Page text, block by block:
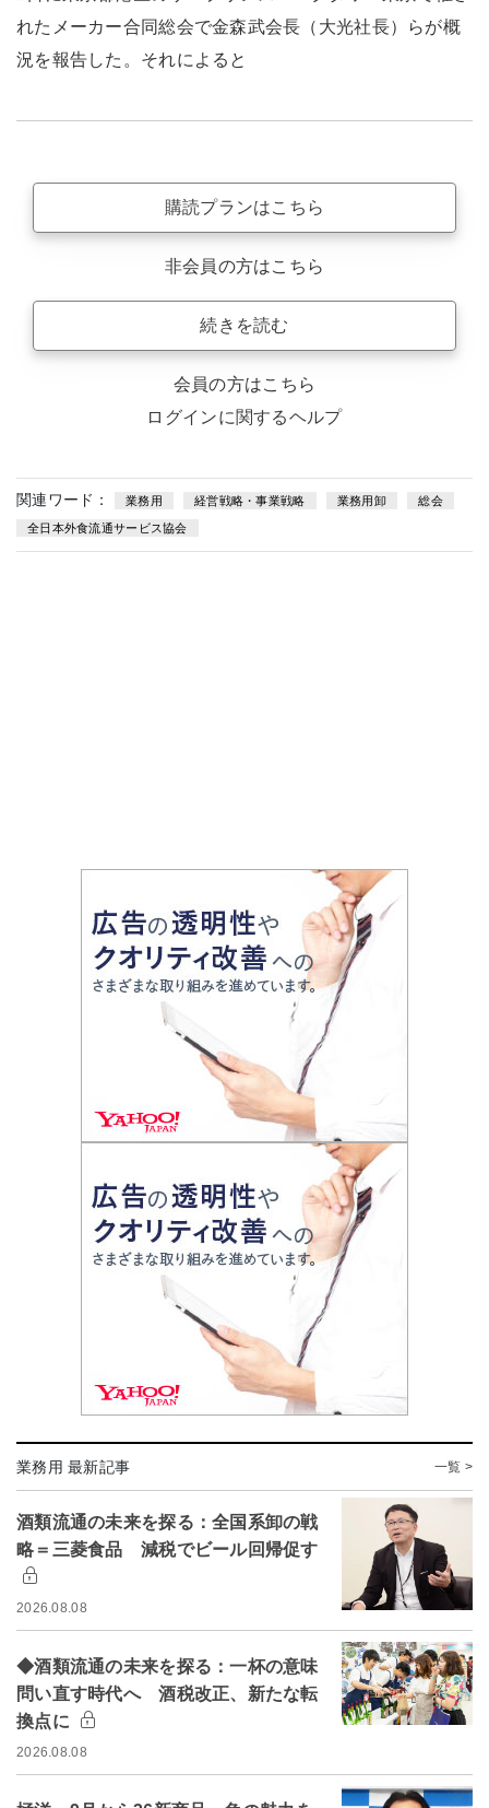
れたメーカー合同総会で金森武会長（大光社長）らが概
況を報告した。それによると
購読プランはこちら
非会員の方はこちら
続きを読む
会員の方はこちら
ログインに関するヘルプ
関連ワード： 業務用 経営戦略・事業戦略 業務用卸 総会
全日本外食流通サービス協会
業務用 最新記事 一覧 >
酒類流通の未来を探る：全国系卸の戦
略＝三菱食品 減税でビール回帰促す
2026.08.08
◆酒類流通の未来を探る：一杯の意味
問い直す時代へ 酒税改正、新たな転
換点に
2026.08.08